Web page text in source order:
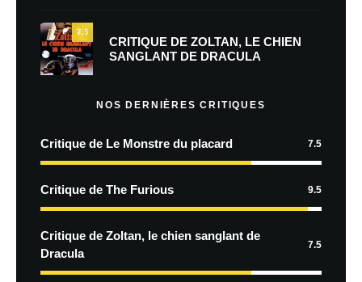
7.5
CRITIQUE DE ZOLTAN, LE CHIEN
SANGLANT DE DRACULA
NOS DERNIÈRES CRITIQUES
Critique de Le Monstre du placard 7.5
Critique de The Furious 9.5
Critique de Zoltan, le chien sanglant de
Dracula
7.5